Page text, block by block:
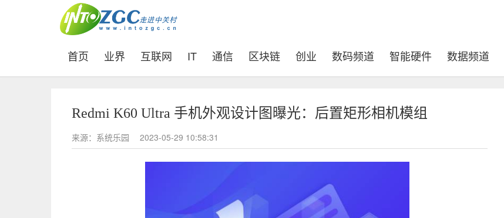
首页 (current)
业界 互联网 IT 通信 区块链 创业 数码频道 智能硬件 数据频道
Redmi K60 Ultra 手机外观设计图曝光：后置矩形相机模组
来源：系统乐园 2023-05-29 10:58:31